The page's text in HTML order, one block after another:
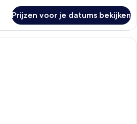
Prijzen voor je datums bekijken